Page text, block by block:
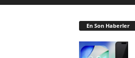
En Son Haberler